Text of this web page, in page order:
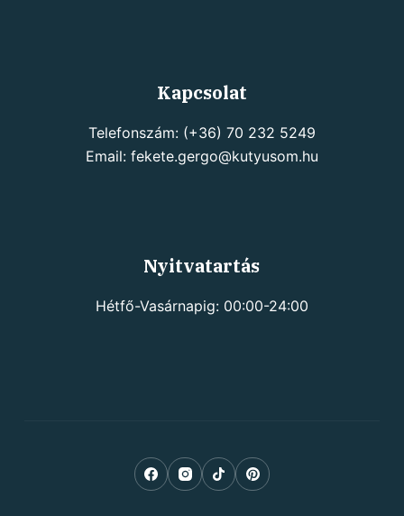
Kapcsolat
Telefonszám: (+36) 70 232 5249
Email: fekete.gergo@kutyusom.hu
Nyitvatartás
Hétfő-Vasárnapig: 00:00-24:00